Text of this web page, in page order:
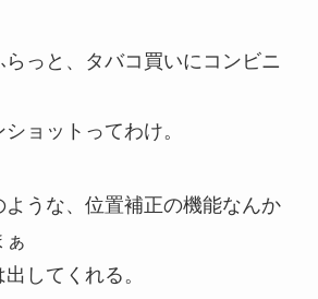
っと、タバコ買いにコンビニ
ョットってわけ。
ような、位置補正の機能なんか
ぁ
してくれる。